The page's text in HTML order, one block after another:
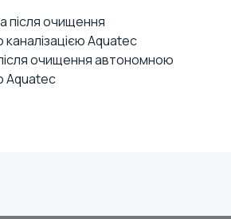
очищення автономною
Aquatec